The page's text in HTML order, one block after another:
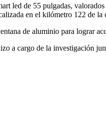
led de 55 pulgadas,
en el kilómetro 122 de
de aluminio para lograr
a cargo de la investigación